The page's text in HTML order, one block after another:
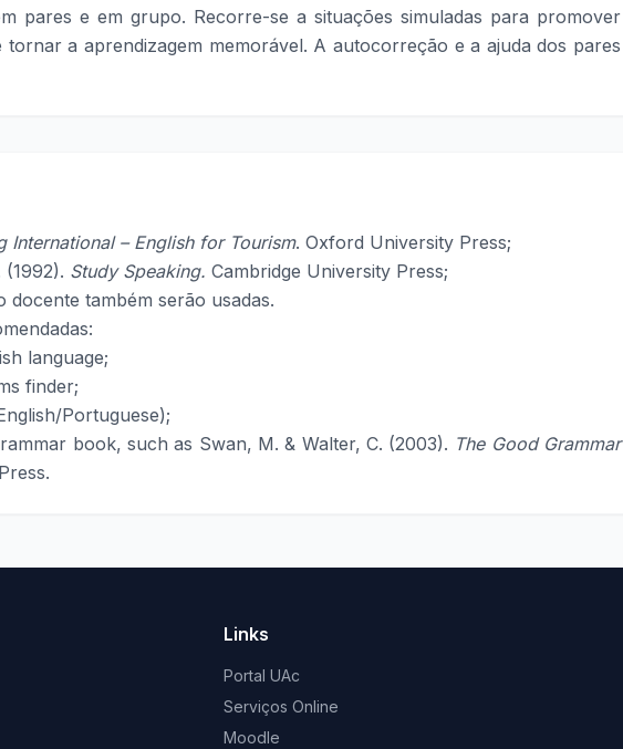
pares e em grupo. Recorre-se a situações simuladas para promover
tornar a aprendizagem memorável. A autocorreção e a ajuda dos pares
International – English for Tourism. Oxford University Press;
Study Speaking. Cambridge University Press;
docente também serão usadas.
language;
finder;
Portuguese);
book, such as Swan, M. & Walter, C. (2003). The Good Grammar
Links
Portal UAc
Serviços Online
Moodle